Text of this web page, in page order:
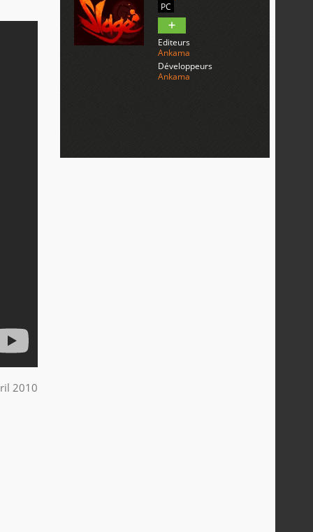
2010
PC
Editeurs
Ankama
Développeurs
Ankama